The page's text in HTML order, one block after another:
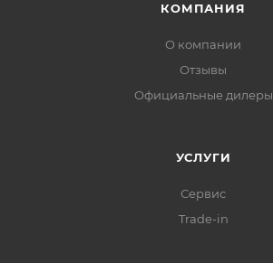
КОМПАНИЯ
О компании
Отзывы
Официальные дилеры
УСЛУГИ
Сервис
Trade-in